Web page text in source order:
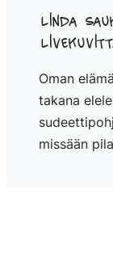
Linda
Oman
takana
missään